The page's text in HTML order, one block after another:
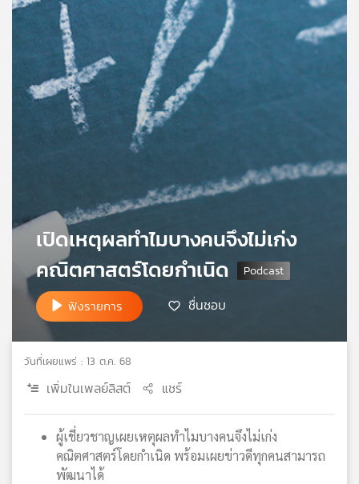
บทความ
และ
กิจกรรม
ข่าย
วิทยุ
บี
เอส
เปิดเหตุผลทำไมบางคนจึงไม่เก่ง
คณิตศาสตร์โดยกำเนิด
ฟังรายการ ชื่นชอบ
วันที่เผยแพร่ : 13 ต.ค. 68
เพิ่มในเพลย์ลิสต์ แชร์
ผู้เชี่ยวชาญเผยเหตุผลทำไมบางคนจึงไม่เก่ง
คณิตศาสตร์โดยกำเนิด พร้อมเผยข่าวดีทุกคนสามารถ
พัฒนาได้